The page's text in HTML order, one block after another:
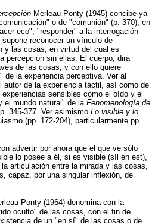
Merleau-Ponty (1945) concibe ya
o de "comunión" (p. 370), en
eco", "responder" a la interrogación
reconocer un vínculo de
y las cosas, en virtud del cual es
percepción sin ellas. El cuerpo, dirá
de las cosas, y con ello quiere
de la experiencia perceptiva. Ver al
autor de la experiencia táctil, así como de
sensibles como el oído y el
el mundo natural" de la Fenomenología de
345-377. Ver asimismo Lo visible y lo
(pp. 172-204), particularmente pp.
advertir por ahora que el que ve sólo
lo posee a él, si es visible (síl en est),
articulación entre la mirada y las cosas,
capaz, por una singular inflexión, de
Ponty (1964) denomina con la
oculto" de las cosas, con el fin de
de un "en sí" de las cosas o de